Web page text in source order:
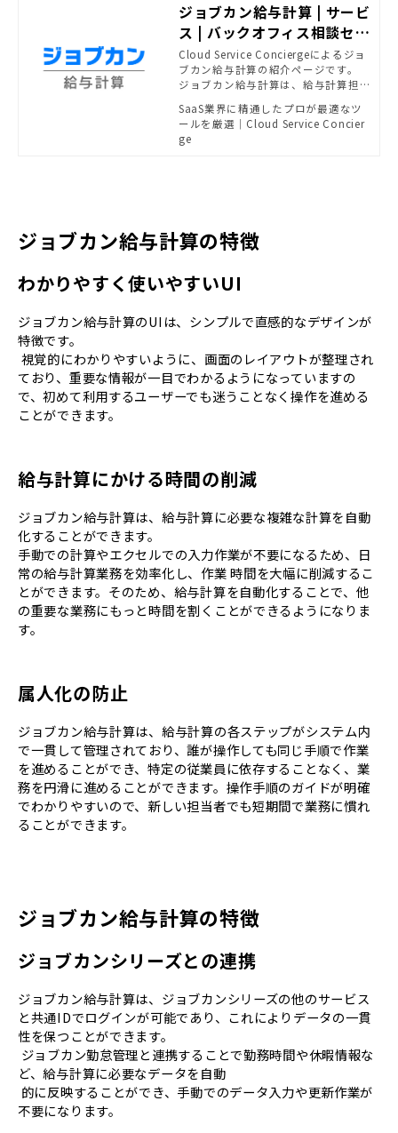
ジョブカン給与計算 | サービ
ス | バックオフィス相談セン
ター - SB C&Sがおすすめす
る法務・経理ソリューショ
ン | powered by Cloud Se
rvice Concierge
Cloud Service Conciergeによるジョ
ブカン給与計算の紹介ページです。
ジョブカン給与計算は、給与計算担
能を持ったクラウド給与計算システ
ムです。
SaaS業界に精通したプロが最適なツ
ールを厳選｜Cloud Service Concier
ge
ジョブカン給与計算の特徴
わかりやすく使いやすいUI
ジョブカン給与計算のUIは、シンプルで直感的なデザインが
特徴です。
視覚的にわかりやすいように、画面のレイアウトが整理され
ており、重要な情報が一目でわかるようになっていますの
で、初めて利用するユーザーでも迷うことなく操作を進める
ことができます。
給与計算にかける時間の削減
ジョブカン給与計算は、給与計算に必要な複雑な計算を自動
化することができます。
手動での計算やエクセルでの入力作業が不要になるため、日
常の給与計算業務を効率化し、作業 時間を大幅に削減するこ
とができます。そのため、給与計算を自動化することで、他
の重要な業務にもっと時間を割くことができるようになりま
す。
属人化の防止
ジョブカン給与計算は、給与計算の各ステップがシステム内
で一貫して管理されており、誰が操作しても同じ手順で作業
を進めることができ、特定の従業員に依存することなく、業
務を円滑に進めることができます。操作手順のガイドが明確
でわかりやすいので、新しい担当者でも短期間で業務に慣れ
ることができます。
ジョブカン給与計算の特徴
ジョブカンシリーズとの連携
ジョブカン給与計算は、ジョブカンシリーズの他のサービス
と共通IDでログインが可能であり、これによりデータの一貫
性を保つことができます。
ジョブカン勤怠管理と連携することで勤務時間や休暇情報な
ど、給与計算に必要なデータを自動
的に反映することができ、手動でのデータ入力や更新作業が
不要になります。